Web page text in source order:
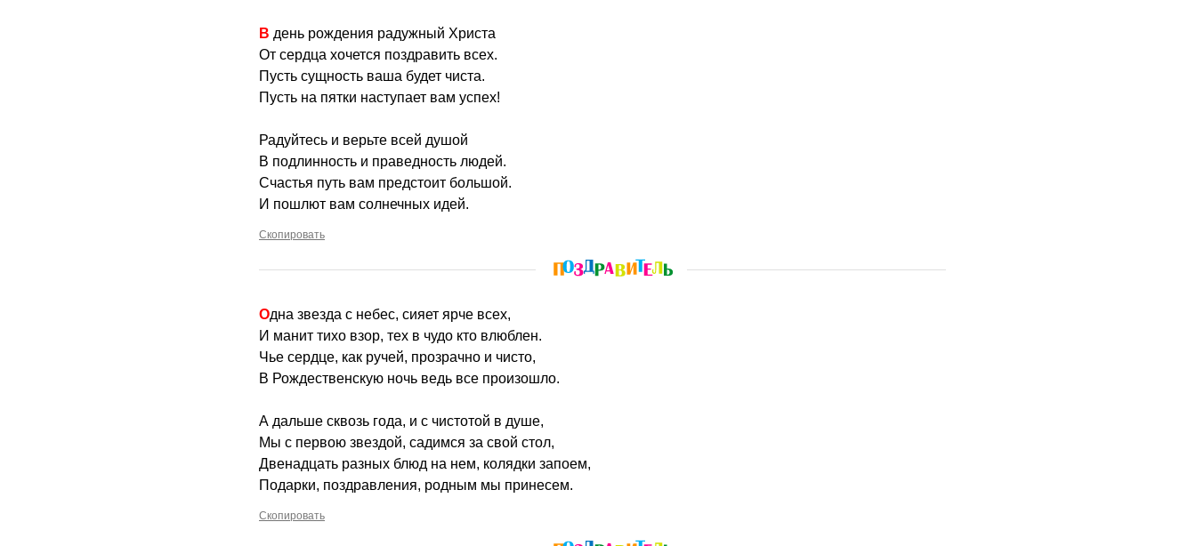
В день рождения радужный Христа
От сердца хочется поздравить всех.
Пусть сущность ваша будет чиста.
Пусть на пятки наступает вам успех!
Радуйтесь и верьте всей душой
В подлинность и праведность людей.
Счастья путь вам предстоит большой.
И пошлют вам солнечных идей.
Скопировать
Одна звезда с небес, сияет ярче всех,
И манит тихо взор, тех в чудо кто влюблен.
Чье сердце, как ручей, прозрачно и чисто,
В Рождественскую ночь ведь все произошло.
А дальше сквозь года, и с чистотой в душе,
Мы с первою звездой, садимся за свой стол,
Двенадцать разных блюд на нем, колядки запоем,
Подарки, поздравления, родным мы принесем.
Скопировать